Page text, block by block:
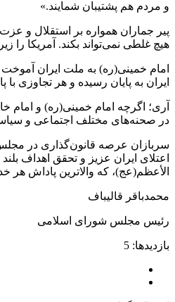
و مردم هم پشتیبان شمایند.»
پیر جماران همواره بر استقلال و
هیچ‌ غلطی‌ نمی‌تواند بکند. آمریکا
امام خمینی(ره) به ملت ایران
ایران به پایان رسیده و هر تجاوزی
آری؛ اگرچه امام خمینی(ره) و امام
در صحنه‌های مختلف اجتماعی و
سربازان عرصه قانون‌گذاری در
اعتلای ایران عزیز و تحقق اهداف
الأعظم(عج)، که والاترین پاداش
محمدباقر قالیباف
رئیس مجلس شورای اسلامی
بازدیدها: 5